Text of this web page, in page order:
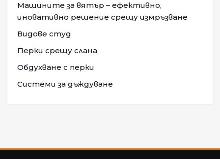
Машините за вятър – ефективно,
иновативно решение срещу измръзване
Видове студ
Перки срещу слана
Обдухване с перки
Системи за дъждуване